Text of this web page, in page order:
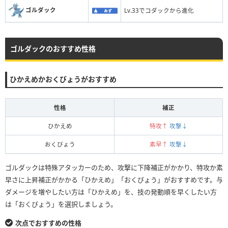
ゴルダック Lv.33でコダックから進化
ゴルダックのおすすめ性格
ひかえめかおくびょうがおすすめ
性格 補正
ひかえめ 特攻↑ 攻撃↓
おくびょう 素早↑ 攻撃↓
ゴルダックは特殊アタッカーのため、攻撃に下降補正がかかり、特攻か素
早さに上昇補正がかかる「ひかえめ」「おくびょう」がおすすめです。与
ダメージを増やしたい方は「ひかえめ」を、技の発動順を早くしたい方
は「おくびょう」を選択しましょう。
次点でおすすめの性格